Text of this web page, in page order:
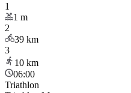
1
1 m
2
39 km
3
10 km
06:00
Triathlon